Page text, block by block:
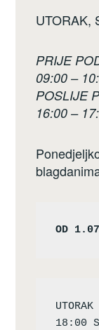
UTORAK,
PRIJE
09:00 –
POSLIJE
16:00 –
OD
18:00